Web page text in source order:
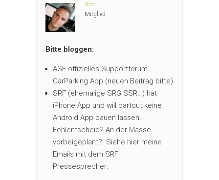
Tom
Mitglied
Bitte bloggen:
ASF offizielles Supportforum
CarParking App (neuen Beitrag bitte)
SRF (ehemalige SRG SSR…) hat
iPhone App und will partout keine
Android App bauen lassen.
Fehlentscheid? An der Masse
vorbeigeplant?. Siehe hier meine
Emails mit dem SRF
Pressesprecher: